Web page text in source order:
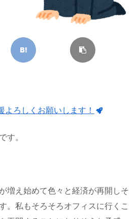
よろしくお願いします！
す。
増え始めて色々と経済が再開しそ
。私もそろそろオフィスに行くこ